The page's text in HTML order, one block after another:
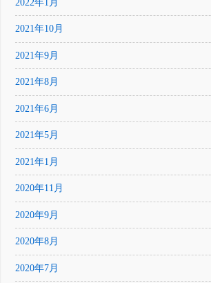
2022年1月
2021年10月
2021年9月
2021年8月
2021年6月
2021年5月
2021年1月
2020年11月
2020年9月
2020年8月
2020年7月